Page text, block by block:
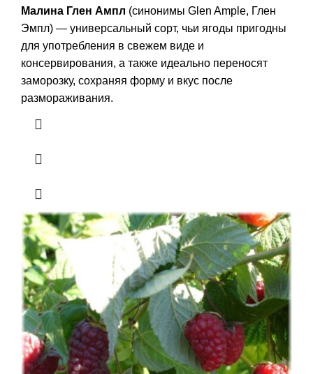
Малина Глен Ампл (синонимы Glen Ample, Глен
Эмпл) — универсальный сорт, чьи ягоды пригодны
для употребления в свежем виде и
консервирования, а также идеально переносят
заморозку, сохраняя форму и вкус после
размораживания.